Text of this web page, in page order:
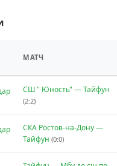
МАТЧ
СШ " Юность" — Тайфун
(2:2)
СКА Ростов-на-Дону —
Тайфун (0:0)